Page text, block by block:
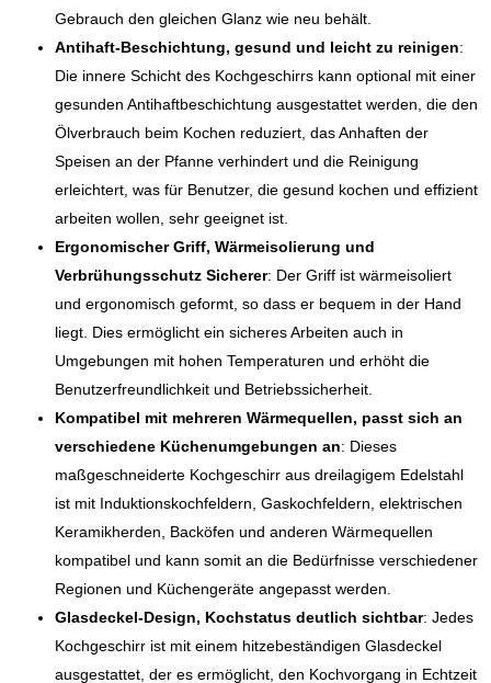
Gebrauch den gleichen Glanz wie neu behält.
Antihaft-Beschichtung, gesund und leicht zu reinigen:
Die innere Schicht des Kochgeschirrs kann optional mit einer
gesunden Antihaftbeschichtung ausgestattet werden, die den
Ölverbrauch beim Kochen reduziert, das Anhaften der
Speisen an der Pfanne verhindert und die Reinigung
erleichtert, was für Benutzer, die gesund kochen und effizient
arbeiten wollen, sehr geeignet ist.
Ergonomischer Griff, Wärmeisolierung und
Verbrühungsschutz Sicherer: Der Griff ist wärmeisoliert
und ergonomisch geformt, so dass er bequem in der Hand
liegt. Dies ermöglicht ein sicheres Arbeiten auch in
Umgebungen mit hohen Temperaturen und erhöht die
Benutzerfreundlichkeit und Betriebssicherheit.
Kompatibel mit mehreren Wärmequellen, passt sich an
verschiedene Küchenumgebungen an: Dieses
maßgeschneiderte Kochgeschirr aus dreilagigem Edelstahl
ist mit Induktionskochfeldern, Gaskochfeldern, elektrischen
Keramikherden, Backöfen und anderen Wärmequellen
kompatibel und kann somit an die Bedürfnisse verschiedener
Regionen und Küchengeräte angepasst werden.
Glasdeckel-Design, Kochstatus deutlich sichtbar: Jedes
Kochgeschirr ist mit einem hitzebeständigen Glasdeckel
ausgestattet, der es ermöglicht, den Kochvorgang in Echtzeit